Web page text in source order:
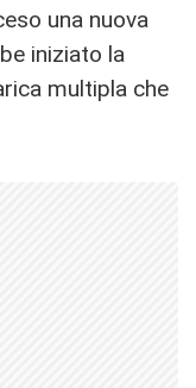
una nuova
iniziato la
multipla che